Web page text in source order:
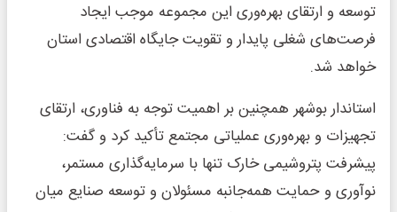
توسعه و ارتقای بهره‌وری این مجموعه موجب ایجاد
فرصت‌های شغلی پایدار و تقویت جایگاه اقتصادی استان
خواهد شد.
استاندار بوشهر همچنین بر اهمیت توجه به فناوری، ارتقای
تجهیزات و بهره‌وری عملیاتی مجتمع تأکید کرد و گفت:
پیشرفت پتروشیمی خارک تنها با سرمایه‌گذاری مستمر،
نوآوری و حمایت همه‌جانبه مسئولان و توسعه صنایع میان